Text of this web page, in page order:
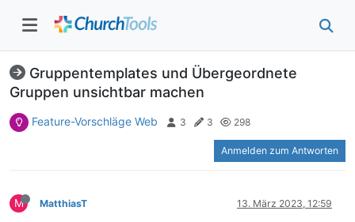
Gruppentemplates und Übergeordnete
Gruppen unsichtbar machen
Feature-Vorschläge Web 3 3 298
Anmelden zum Antworten
M MatthiasT 13. März 2023, 12:59